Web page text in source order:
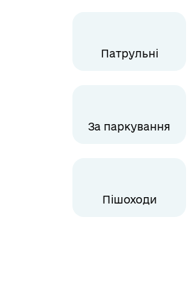
Патрульні
За паркування
Пішоходи